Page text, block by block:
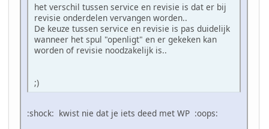
het verschil tussen service en revisie is dat er bij
revisie onderdelen vervangen worden..
De keuze tussen service en revisie is pas duidelijk
wanneer het spul "openligt" en er gekeken kan
worden of revisie noodzakelijk is..
;)
:shock: kwist nie dat je iets deed met WP :oops: